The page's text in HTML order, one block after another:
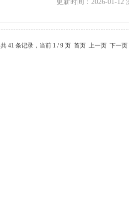
更新时间：2026-01-12
共 41 条记录，当前 1 / 9 页 首页 上一页 下一页